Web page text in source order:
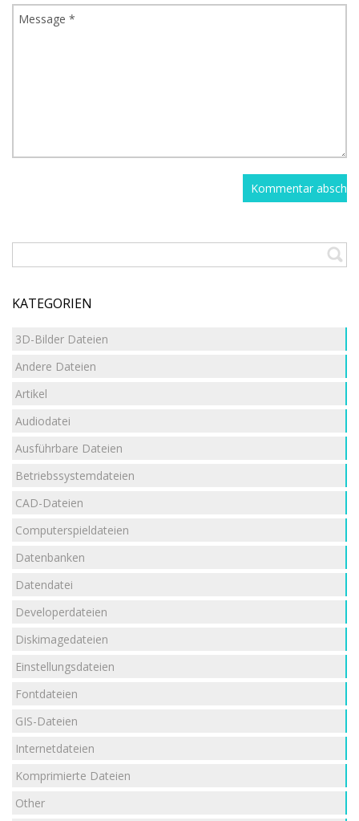
KATEGORIEN
3D-Bilder Dateien
Andere Dateien
Artikel
Audiodatei
Ausführbare Dateien
Betriebssystemdateien
CAD-Dateien
Computerspieldateien
Datenbanken
Datendatei
Developerdateien
Diskimagedateien
Einstellungsdateien
Fontdateien
GIS-Dateien
Internetdateien
Komprimierte Dateien
Other